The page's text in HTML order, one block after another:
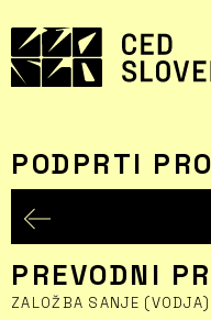
to
vsebine
PODPRTI
PREVODNI
ZALOŽBA SANJE (VODJA)